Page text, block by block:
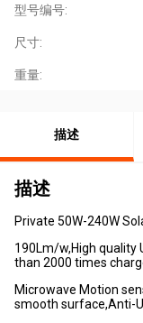
型号编号:
尺寸:
重量:
描述
描述
Private 50W-240W
190Lm/w,High quality
than 2000 times
Microwave Motion
smooth surface,Anti-